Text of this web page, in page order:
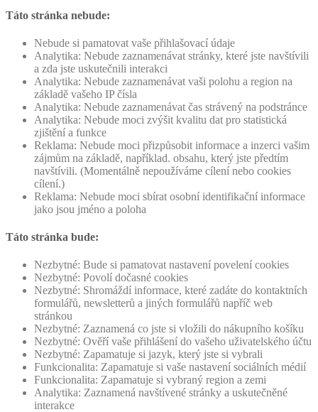
Táto stránka nebude:
Nebude si pamatovat vaše přihlašovací údaje
Analytika: Nebude zaznamenávat stránky, které jste navštívili
a zda jste uskutečnili interakci
Analytika: Nebude zaznamenávat vaši polohu a region na
základě vašeho IP čísla
Analytika: Nebude zaznamenávat čas strávený na podstránce
Analytika: Nebude moci zvýšit kvalitu dat pro statistická
zjištění a funkce
Reklama: Nebude moci přizpůsobit informace a inzerci vašim
zájmům na základě, například. obsahu, který jste předtím
navštívili. (Momentálně nepoužíváme cílení nebo cookies
cílení.)
Reklama: Nebude moci sbírat osobní identifikační informace
jako jsou jméno a poloha
Táto stránka bude:
Nezbytné: Bude si pamatovat nastavení povelení cookies
Nezbytné: Povolí dočasné cookies
Nezbytné: Shromáždí informace, které zadáte do kontaktních
formulářů, newsletterů a jiných formulářů napříč web
stránkou
Nezbytné: Zaznamená co jste si vložili do nákupního košíku
Nezbytné: Ověří vaše přihlášení do vašeho uživatelského účtu
Nezbytné: Zapamatuje si jazyk, který jste si vybrali
Funkcionalita: Zapamatuje si vaše nastavení sociálních médií
Funkcionalita: Zapamatuje si vybraný region a zemi
Analytika: Zaznamená navštívené stránky a uskutečněné
interakce